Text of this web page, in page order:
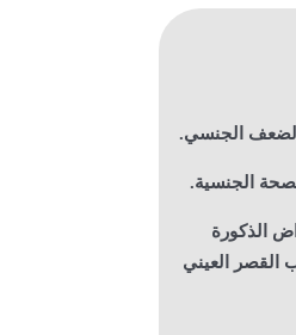
الجنسي.
الجنسية.
الذكورة
القصر العيني